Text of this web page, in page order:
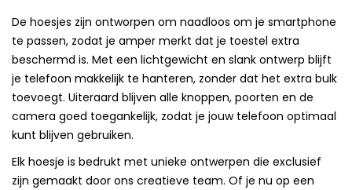
De hoesjes zijn ontworpen om naadloos om je smartphone
te passen, zodat je amper merkt dat je toestel extra
beschermd is. Met een lichtgewicht en slank ontwerp blijft
je telefoon makkelijk te hanteren, zonder dat het extra bulk
toevoegt. Uiteraard blijven alle knoppen, poorten en de
camera goed toegankelijk, zodat je jouw telefoon optimaal
kunt blijven gebruiken.
Elk hoesje is bedrukt met unieke ontwerpen die exclusief
zijn gemaakt door ons creatieve team. Of je nu op een